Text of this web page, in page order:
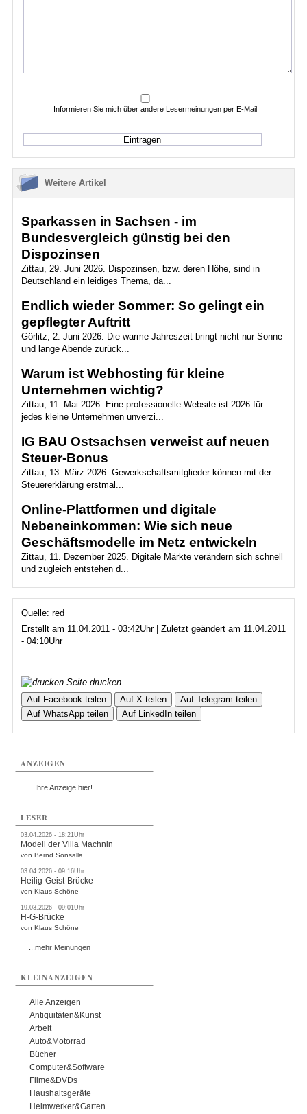
Informieren Sie mich über andere Lesermeinungen per E-Mail
Weitere Artikel
Sparkassen in Sachsen - im
Bundesvergleich günstig bei den
Dispozinsen
Zittau, 29. Juni 2026. Dispozinsen, bzw. deren Höhe, sind in
Deutschland ein leidiges Thema, da...
Endlich wieder Sommer: So gelingt ein
gepflegter Auftritt
Görlitz, 2. Juni 2026. Die warme Jahreszeit bringt nicht nur Sonne
und lange Abende zurück...
Warum ist Webhosting für kleine
Unternehmen wichtig?
Zittau, 11. Mai 2026. Eine professionelle Website ist 2026 für
jedes kleine Unternehmen unverzi...
IG BAU Ostsachsen verweist auf neuen
Steuer-Bonus
Zittau, 13. März 2026. Gewerkschaftsmitglieder können mit der
Steuererklärung erstmal...
Online-Plattformen und digitale
Nebeneinkommen: Wie sich neue
Geschäftsmodelle im Netz entwickeln
Zittau, 11. Dezember 2025. Digitale Märkte verändern sich schnell
und zugleich entstehen d...
Quelle: red
Erstellt am 11.04.2011 - 03:42Uhr | Zuletzt geändert am 11.04.2011
- 04:10Uhr
Seite drucken
Auf Facebook teilen
Auf X teilen
Auf Telegram teilen
Auf WhatsApp teilen
Auf LinkedIn teilen
ANZEIGEN
...Ihre Anzeige hier!
LESER
03.04.2026 - 18:21Uhr
Modell der Villa Machnin
von Bernd Sonsalla
03.04.2026 - 09:16Uhr
Heilig-Geist-Brücke
von Klaus Schöne
19.03.2026 - 09:01Uhr
H-G-Brücke
von Klaus Schöne
...mehr Meinungen
KLEINANZEIGEN
Alle Anzeigen
Antiquitäten&Kunst
Arbeit
Auto&Motorrad
Bücher
Computer&Software
Filme&DVDs
Haushaltsgeräte
Heimwerker&Garten